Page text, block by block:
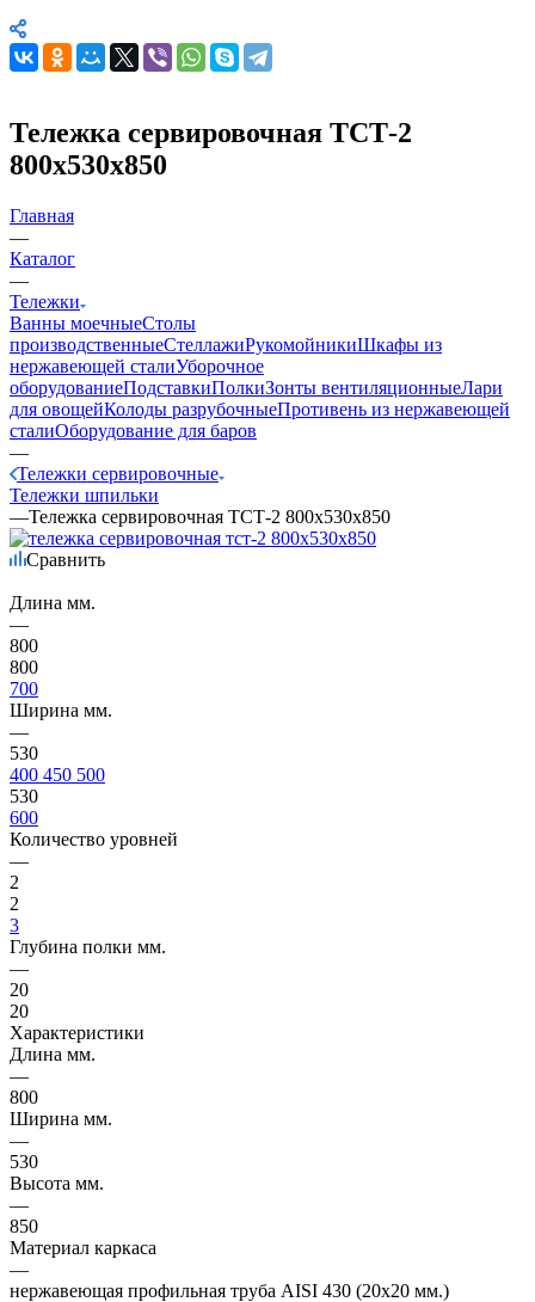
Тележка сервировочная ТСТ-2
800х530х850
Главная
—
Каталог
—
Тележки
Ванны моечныеСтолы
производственныеСтеллажиРукомойникиШкафы из
нержавеющей сталиУборочное
оборудованиеПодставкиПолкиЗонты вентиляционныеЛари
для овощейКолоды разрубочныеПротивень из нержавеющей
сталиОборудование для баров
—
Тележки сервировочные
Тележки шпильки
—Тележка сервировочная ТСТ-2 800х530х850
Сравнить
Длина мм.
—
800
800
700
Ширина мм.
—
530
400 450 500
530
600
Количество уровней
—
2
2
3
Глубина полки мм.
—
20
20
Характеристики
Длина мм.
—
800
Ширина мм.
—
530
Высота мм.
—
850
Материал каркаса
—
нержавеющая профильная труба AISI 430 (20х20 мм.)